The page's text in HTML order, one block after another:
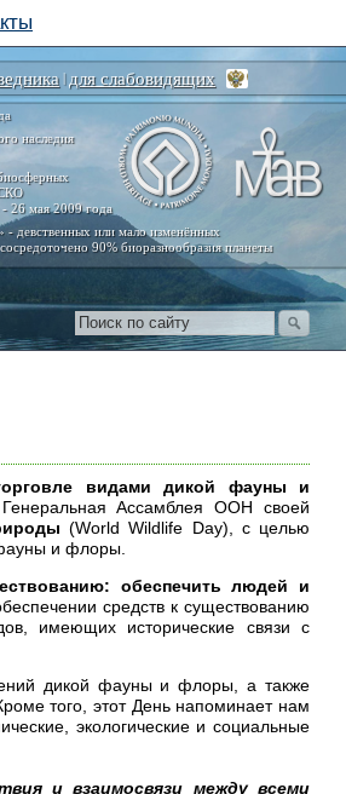
| для слабовидящих
наследия
26 мая 2009 года
девственных или мало изменённых
90% биоразнообразия планеты
видами дикой фауны и
Ассамблея ООН своей
(World Wildlife Day), с целью
и флоры.
обеспечить людей и
средств к существованию
имеющих исторические связи с
дикой фауны и флоры, а также
того, этот День напоминает нам
экологические и социальные
и взаимосвязи между всеми